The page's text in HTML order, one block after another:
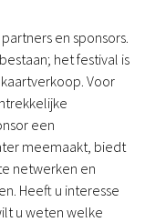
en sponsors.
het festival is
Voor
een
meemaakt, biedt
netwerken en
Heeft u interesse
u weten welke